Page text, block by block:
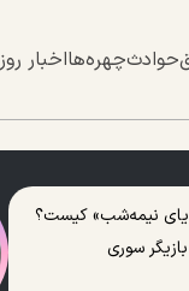
حوادثچهره‌هااخبار روز
نیمه‌شب» کیست؟
بازیگر سوری